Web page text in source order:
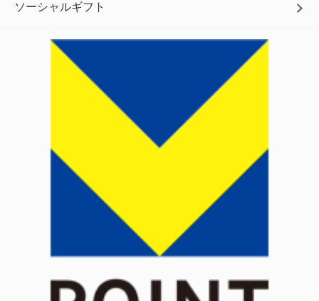
ソーシャルギフト